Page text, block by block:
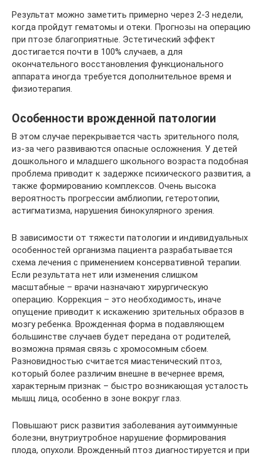
Результат можно заметить примерно через 2-3 недели,
когда пройдут гематомы и отеки. Прогнозы на операцию
при птозе благоприятные. Эстетический эффект
достигается почти в 100% случаев, а для
окончательного восстановления функционального
аппарата иногда требуется дополнительное время и
физиотерапия.
Особенности врожденной патологии
В этом случае перекрывается часть зрительного поля,
из-за чего развиваются опасные осложнения. У детей
дошкольного и младшего школьного возраста подобная
проблема приводит к задержке психического развития, а
также формированию комплексов. Очень высока
вероятность прогрессии амблиопии, гетеротопии,
астигматизма, нарушения бинокулярного зрения.
В зависимости от тяжести патологии и индивидуальных
особенностей организма пациента разрабатывается
схема лечения с применением консервативной терапии.
Если результата нет или изменения слишком
масштабные – врачи назначают хирургическую
операцию. Коррекция – это необходимость, иначе
опущение приводит к искажению зрительных образов в
мозгу ребенка. Врожденная форма в подавляющем
большинстве случаев будет передана от родителей,
возможна прямая связь с хромосомным сбоем.
Разновидностью считается миастенический птоз,
который более различим внешне в вечернее время,
характерным признак – быстро возникающая усталость
мышц лица, особенно в зоне вокруг глаз.
Повышают риск развития заболевания аутоиммунные
болезни, внутриутробное нарушение формирования
плода, опухоли. Врожденный птоз диагностируется и при